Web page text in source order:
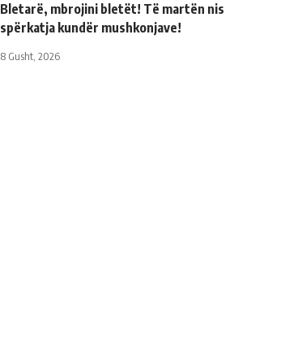
Bletarë, mbrojini bletët! Të martën nis
spërkatja kundër mushkonjave!
8 Gusht, 2026